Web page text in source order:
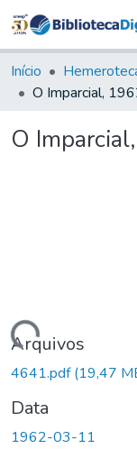
Início
O Imparcial,
O
Arquivos
4641.pdf(19,47
Data
1962-03-11